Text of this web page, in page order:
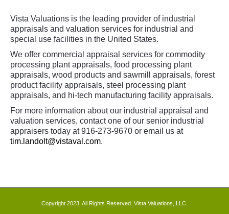
Vista Valuations is the leading provider of industrial
appraisals and valuation services for industrial and
special use facilities in the United States.
We offer commercial appraisal services for commodity
processing plant appraisals, food processing plant
appraisals, wood products and sawmill appraisals, forest
product facility appraisals, steel processing plant
appraisals, and hi-tech manufacturing facility appraisals.
For more information about our industrial appraisal and
valuation services, contact one of our senior industrial
appraisers today at 916-273-9670 or email us at
tim.landolt@vistaval.com.
Copyright 2023. All Rights Reserved. Vista Valuations, LLC.